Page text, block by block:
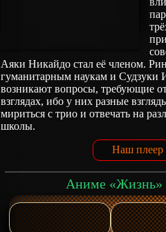
Аяки Никайдо стал её членом.
гуманитарным наукам и Судзуки
возникают вопросы, требующие
взглядах, ибо у них разные
мириться с трио и отвечать на
школы.
Наш плеер
Аниме «Жизнь»